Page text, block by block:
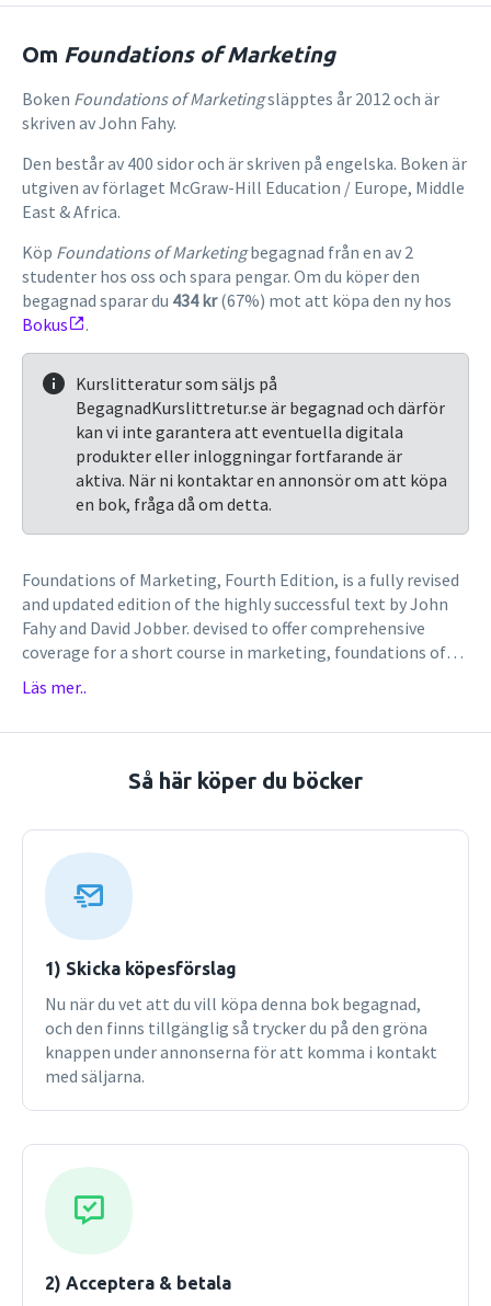
Om Foundations of Marketing
Boken Foundations of Marketingsläpptes år 2012 och är
skriven av John Fahy.
Den består av 400 sidor och är skriven på engelska. Boken är
utgiven av förlaget McGraw-Hill Education / Europe, Middle
East & Africa.
Köp Foundations of Marketingbegagnad från en av 2
studenter hos oss och spara pengar. Om du köper den
begagnad sparar du 434 kr(67%) mot att köpa den ny hos
Bokus
.
Kurslitteratur som säljs på
BegagnadKurslittretur.se är begagnad och därför
kan vi inte garantera att eventuella digitala
produkter eller inloggningar fortfarande är
aktiva. När ni kontaktar en annonsör om att köpa
en bok, fråga då om detta.
Foundations of Marketing, Fourth Edition, is a fully revised
and updated edition of the highly successful text by John
Fahy and David Jobber. devised to offer comprehensive
coverage for a short course in marketing, foundations of
marketing retains its concise twelve chapter structure. the
book offers a rigorous but accessible introduction, covering
everyday lives, considering both the decisions we make as
consumers, and decisions marketing professionals would
marketing and its impact. the new edition also takes a
more critical approach that questions and engages with
current debates. topic highlights of the fourth edition
include widespread coverage of the huge impact of social
media on the sphere of marketing, a fresh look at new
organizations, and a contemporary perspective on the
growing service segment of the world economy. bang up to
date with new cases and examples, the book covers
european examples from all corners of the region,
including germany, sweden, denmark, france, switzerland,
retains the popular Marketing Spotlight and marketing in
action features, showcasing brands as diverse as Lady Gaga,
Guinness and Gap. new social media boxes cover LinkedIn,
Facebook, Groupon and more. The fourth edition's case
studies are all new, featuring brands from varying
Läs mer..
Så här köper du böcker
1) Skicka köpesförslag
Nu när du vet att du vill köpa denna bok begagnad,
och den finns tillgänglig så trycker du på den gröna
knappen under annonserna för att komma i kontakt
med säljarna.
2) Acceptera & betala